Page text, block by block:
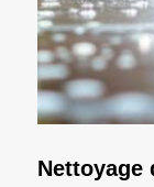
Nettoyage